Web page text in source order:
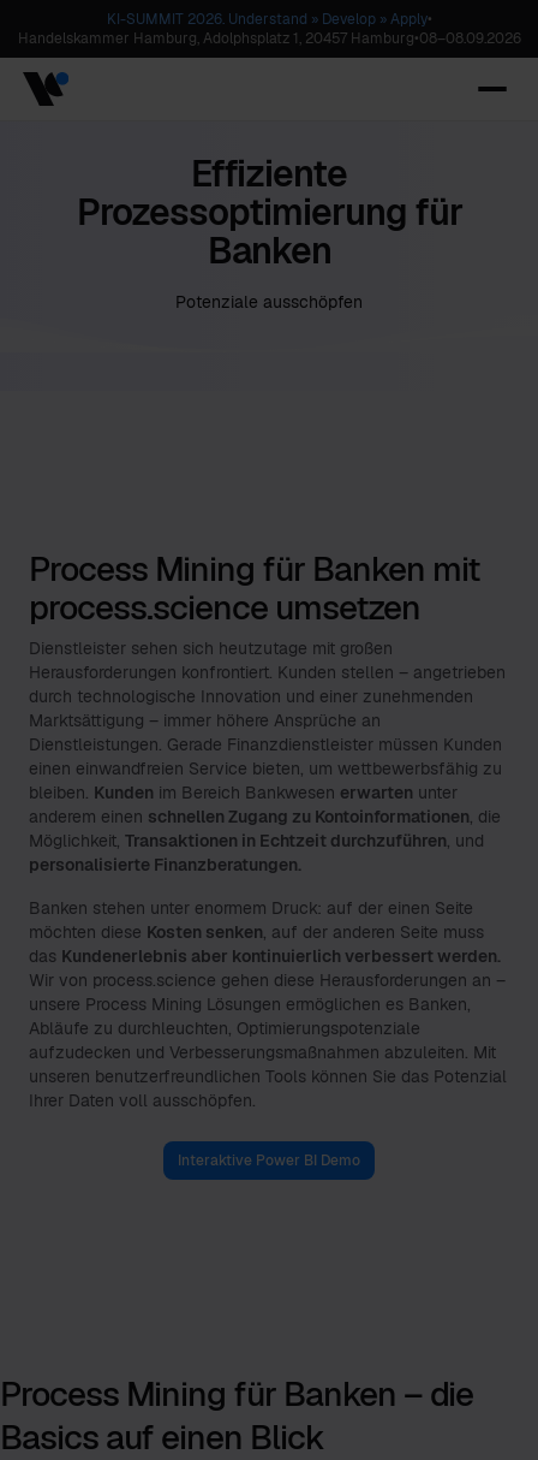
KI-SUMMIT 2026. Understand » Develop » Apply•
Handelskammer Hamburg, Adolphsplatz 1, 20457 Hamburg•08–08.09.2026
Effiziente
Prozessoptimierung für
Banken
Potenziale ausschöpfen
Process Mining für Banken mit
process.science umsetzen
Dienstleister sehen sich heutzutage mit großen
Herausforderungen konfrontiert. Kunden stellen – angetrieben
durch technologische Innovation und einer zunehmenden
Marktsättigung – immer höhere Ansprüche an
Dienstleistungen. Gerade Finanzdienstleister müssen Kunden
einen einwandfreien Service bieten, um wettbewerbsfähig zu
bleiben. Kunden im Bereich Bankwesen erwarten unter
anderem einen schnellen Zugang zu Kontoinformationen, die
Möglichkeit, Transaktionen in Echtzeit durchzuführen, und
personalisierte Finanzberatungen.
Banken stehen unter enormem Druck: auf der einen Seite
möchten diese Kosten senken, auf der anderen Seite muss
das Kundenerlebnis aber kontinuierlich verbessert werden.
Wir von process.science gehen diese Herausforderungen an –
unsere Process Mining Lösungen ermöglichen es Banken,
Abläufe zu durchleuchten, Optimierungspotenziale
aufzudecken und Verbesserungsmaßnahmen abzuleiten. Mit
unseren benutzerfreundlichen Tools können Sie das Potenzial
Ihrer Daten voll ausschöpfen.
Interaktive Power BI Demo
Process Mining für Banken – die
Basics auf einen Blick